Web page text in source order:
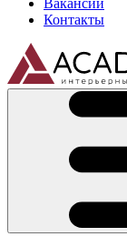
Вакансии
Контакты